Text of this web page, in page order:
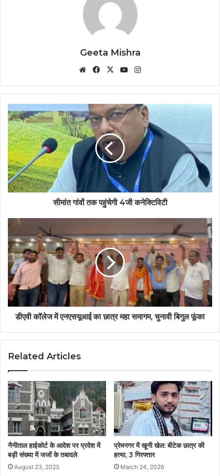
Geeta Mishra
WebsiteFacebook
X YouTube
सीमांत गांवों तक पहुंचेगी 4जी कनेक्टिविटी
डीएवी कॉलेज में एनएसयूआई का छात्र महा समागम, चुनावी बिगुल फूंका
Related Articles
नैनीताल हाईकोर्ट के आदेश पर प्रदेश में
बड़ी संख्या में जजों के तबादले
August 23, 2025
प्रेमनगर में खूनी खेल: बीटेक छात्र की
हत्या, 3 गिरफ्तार
March 24, 2026